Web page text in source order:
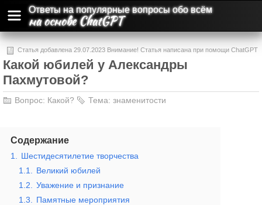
Ответы на популярные вопросы обо всём
на основе ChatGPT
Статья добавлена 29.07.2023 Внимание! Статья написана при помощи ChatGPT
и может содержать ошибки и неточности.
Какой юбилей у Александры
Пахмутовой?
Вопрос: Какой? Тема: знаменитости
Содержание
1.
Шестидесятилетие творчества
1.1.
Великий юбилей
1.2.
Уважение и признание
1.3.
Памятные мероприятия